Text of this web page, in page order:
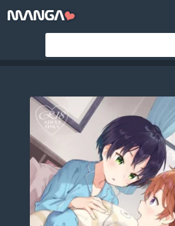
Авторы
Аниме хентай
Сборники манги
Sign in
Register